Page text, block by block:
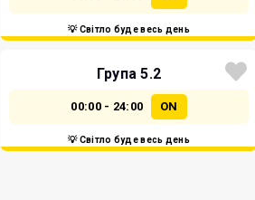
💡 Світло буде весь день
Група 5.2
00:00 - 24:00 ON
💡 Світло буде весь день